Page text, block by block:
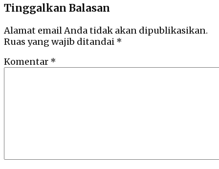
Tinggalkan Balasan
Alamat email Anda tidak akan dipublikasikan.
Ruas yang wajib ditandai *
Komentar *